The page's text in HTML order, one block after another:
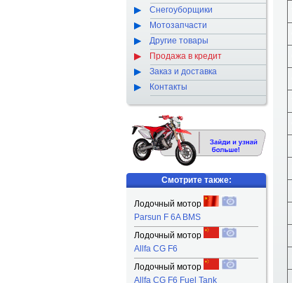
Снегоуборщики
Мотозапчасти
Другие товары
Продажа в кредит
Заказ и доставка
Контакты
Смотрите также:
Лодочный мотор
Parsun F 6A BMS
Лодочный мотор
Allfa CG F6
Лодочный мотор
Allfa CG F6 Fuel Tank